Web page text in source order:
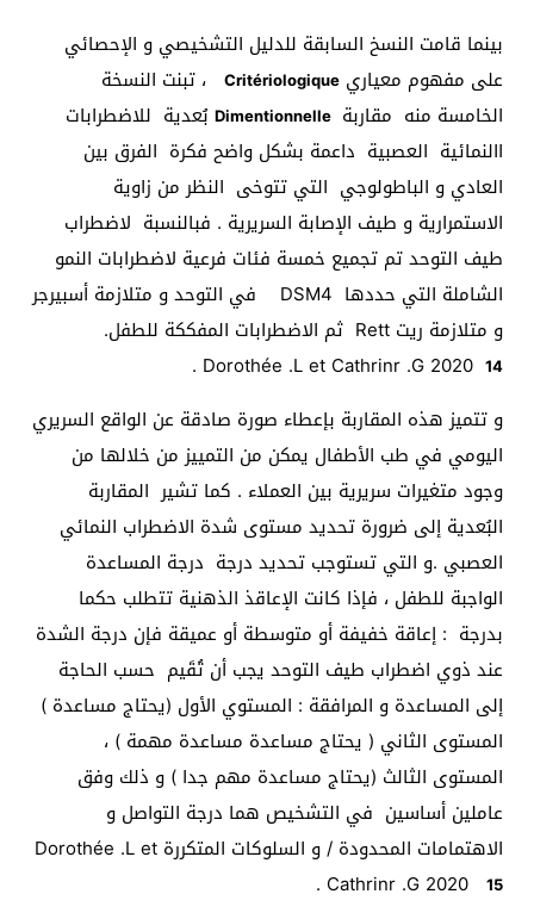
بينما قامت النسخ السابقة للدليل التشخيصي و الإحصائي
على مفهوم معياريCritériologique ، تبنت النسخة
الخامسة منه مقاربة Dimentionnelle بُعدية للاضطرابات
االنمائية العصبية داعمة بشكل واضح فكرة الفرق بين
العادي و الباطولوجي التي تتوخى النظر من زاوية
الاستمرارية و طيف الإصابة السريرية . فبالنسبة لاضطراب
طيف التوحد تم تجميع خمسة فئات فرعية لاضطرابات النمو
الشاملة التي حددها DSM4 في التوحد و متلازمة أسبيرجر
و متلازمة ريت Rett ثم الاضطرابات المفككة للطفل.
Dorothée .L et Cathrinr .G 2020 14
.
و تتميز هذه المقاربة بإعطاء صورة صادقة عن الواقع السريري
اليومي في طب الأطفال يمكن من التمييز من خلالها من
وجود متغيرات سريرية بين العملاء . كما تشير المقاربة
البُعدية إلى ضرورة تحديد مستوى شدة الاضطراب النمائي
العصبي .و التي تستوجب تحديد درجة درجة المساعدة
الواجبة للطفل ، فإذا كانت الإعاقذ الذهنية تتطلب حكما
بدرجة : إعاقة خفيفة أو متوسطة أو عميقة فإن درجة الشدة
عند ذوي اضطراب طيف التوحد يجب أن تُقَيم حسب الحاجة
إلى المساعدة و المرافقة : المستوي الأول (يحتاج مساعدة )
المستوى الثاني ( يحتاج مساعدة مساعدة مهمة ) ،
المستوى الثالث (يحتاج مساعدة مهم جدا ) و ذلك وفق
عاملين أساسين في التشخيص هما درجة التواصل و
الاهتمامات المحدودة / و السلوكات المتكررة Dorothée .L et
Cathrinr .G 2020 15
.